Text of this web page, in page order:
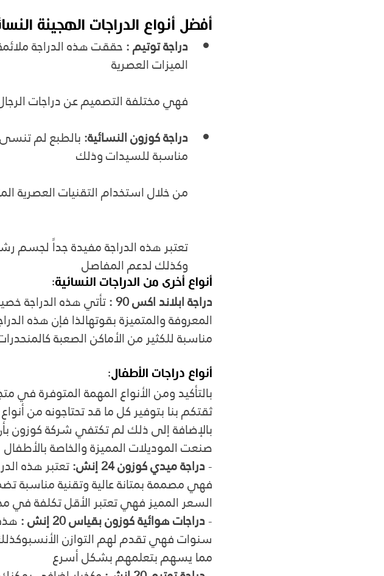
أفضل أنواع الدراجات الهجينة
دراجة توتيم : حققت هذه الدراجة
الميزات العصرية
فهي مختلفة التصميم عن دراجات
دراجة كوزون النسائية: بالطبع لم
مناسبة للسيدات وذلك
من خلال استخدام التقنيات العصرية
تعتبر هذه الدراجة مفيدة جداً لجسم
وكذلك لدعم المفاصل
أنواع أخرى من الدراجات النسائية:
دراجة ابلاند اكس 90 : تأتي هذه الدراجة
المعروفة والمتميزة بقوتهالذا فإن هذه
مناسبة للكثير من الأماكن الصعبة
أنواع دراجات الأطفال:
بالتأكيد ومن الأنواع المهمة المتوفرة
ثقتكم بنا بتوفير كل ما قد تحتاجونه من
بالإضافة إلى ذلك لم تكتفي شركة كوزون
صنعت الموديلات المميزة والخاصة بالأطفال
- دراجة ميدي كوزون 24 إنش:
فهي مصممة بمتانة عالية وتقنية مناسبة
السعر المميز فهي تعتبر الأقل تكلفة في
- دراجات هوائية كوزون بقياس 20 إنش :
سنوات فهي تقدم لهم التوازن الأنسبوكذلك
مما يسهم بتعلمهم بشكل أسرع